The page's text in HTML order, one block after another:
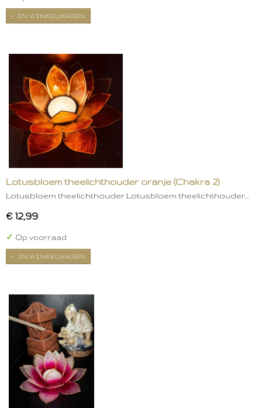
IN WINKELWAGEN
Lotusbloem theelichthouder oranje (Chakra 2)
Lotusbloem theelichthouder Lotusbloem theelichthouder…
€ 12,99
✓ Op voorraad
IN WINKELWAGEN